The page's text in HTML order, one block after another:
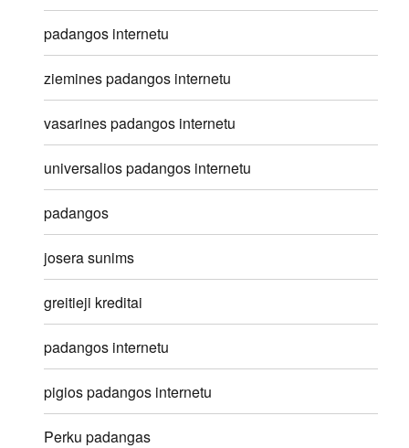
padangos internetu
ziemines padangos internetu
vasarines padangos internetu
universalios padangos internetu
padangos
josera sunims
greitieji kreditai
padangos internetu
pigios padangos internetu
Perku padangas